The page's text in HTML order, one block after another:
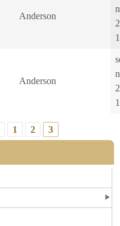
Anderson
Anderson
1 2 3